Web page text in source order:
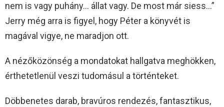
nem is vagy puhány… állat vagy. De most már siess…”
Jerry még arra is figyel, hogy Péter a könyvét is
magával vigye, ne maradjon ott.
A nézőközönség a mondatokat hallgatva meghökken,
érthetetlenül veszi tudomásul a történteket.
Döbbenetes darab, bravúros rendezés, fantasztikus,